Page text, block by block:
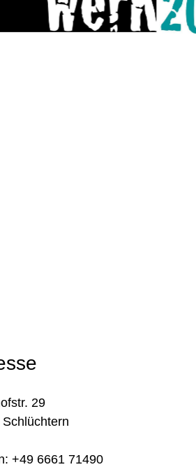
29
+49 6661 71490